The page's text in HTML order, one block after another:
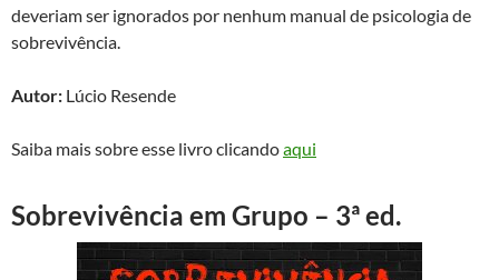
deveriam ser ignorados por nenhum manual de psicologia de
sobrevivência.
Autor: Lúcio Resende
Saiba mais sobre esse livro clicandoaqui
Sobrevivência em Grupo – 3ª ed.